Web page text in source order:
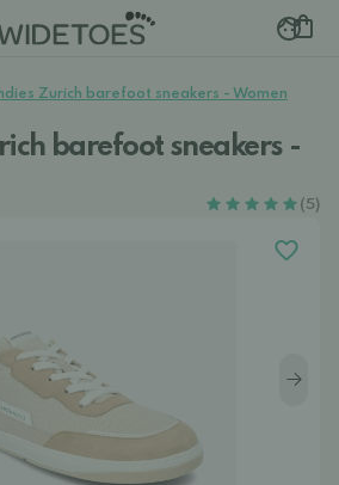
Zurich barefoot sneakers - Women
barefoot sneakers -
(5)